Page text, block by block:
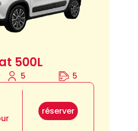
500L
5 5
réserver